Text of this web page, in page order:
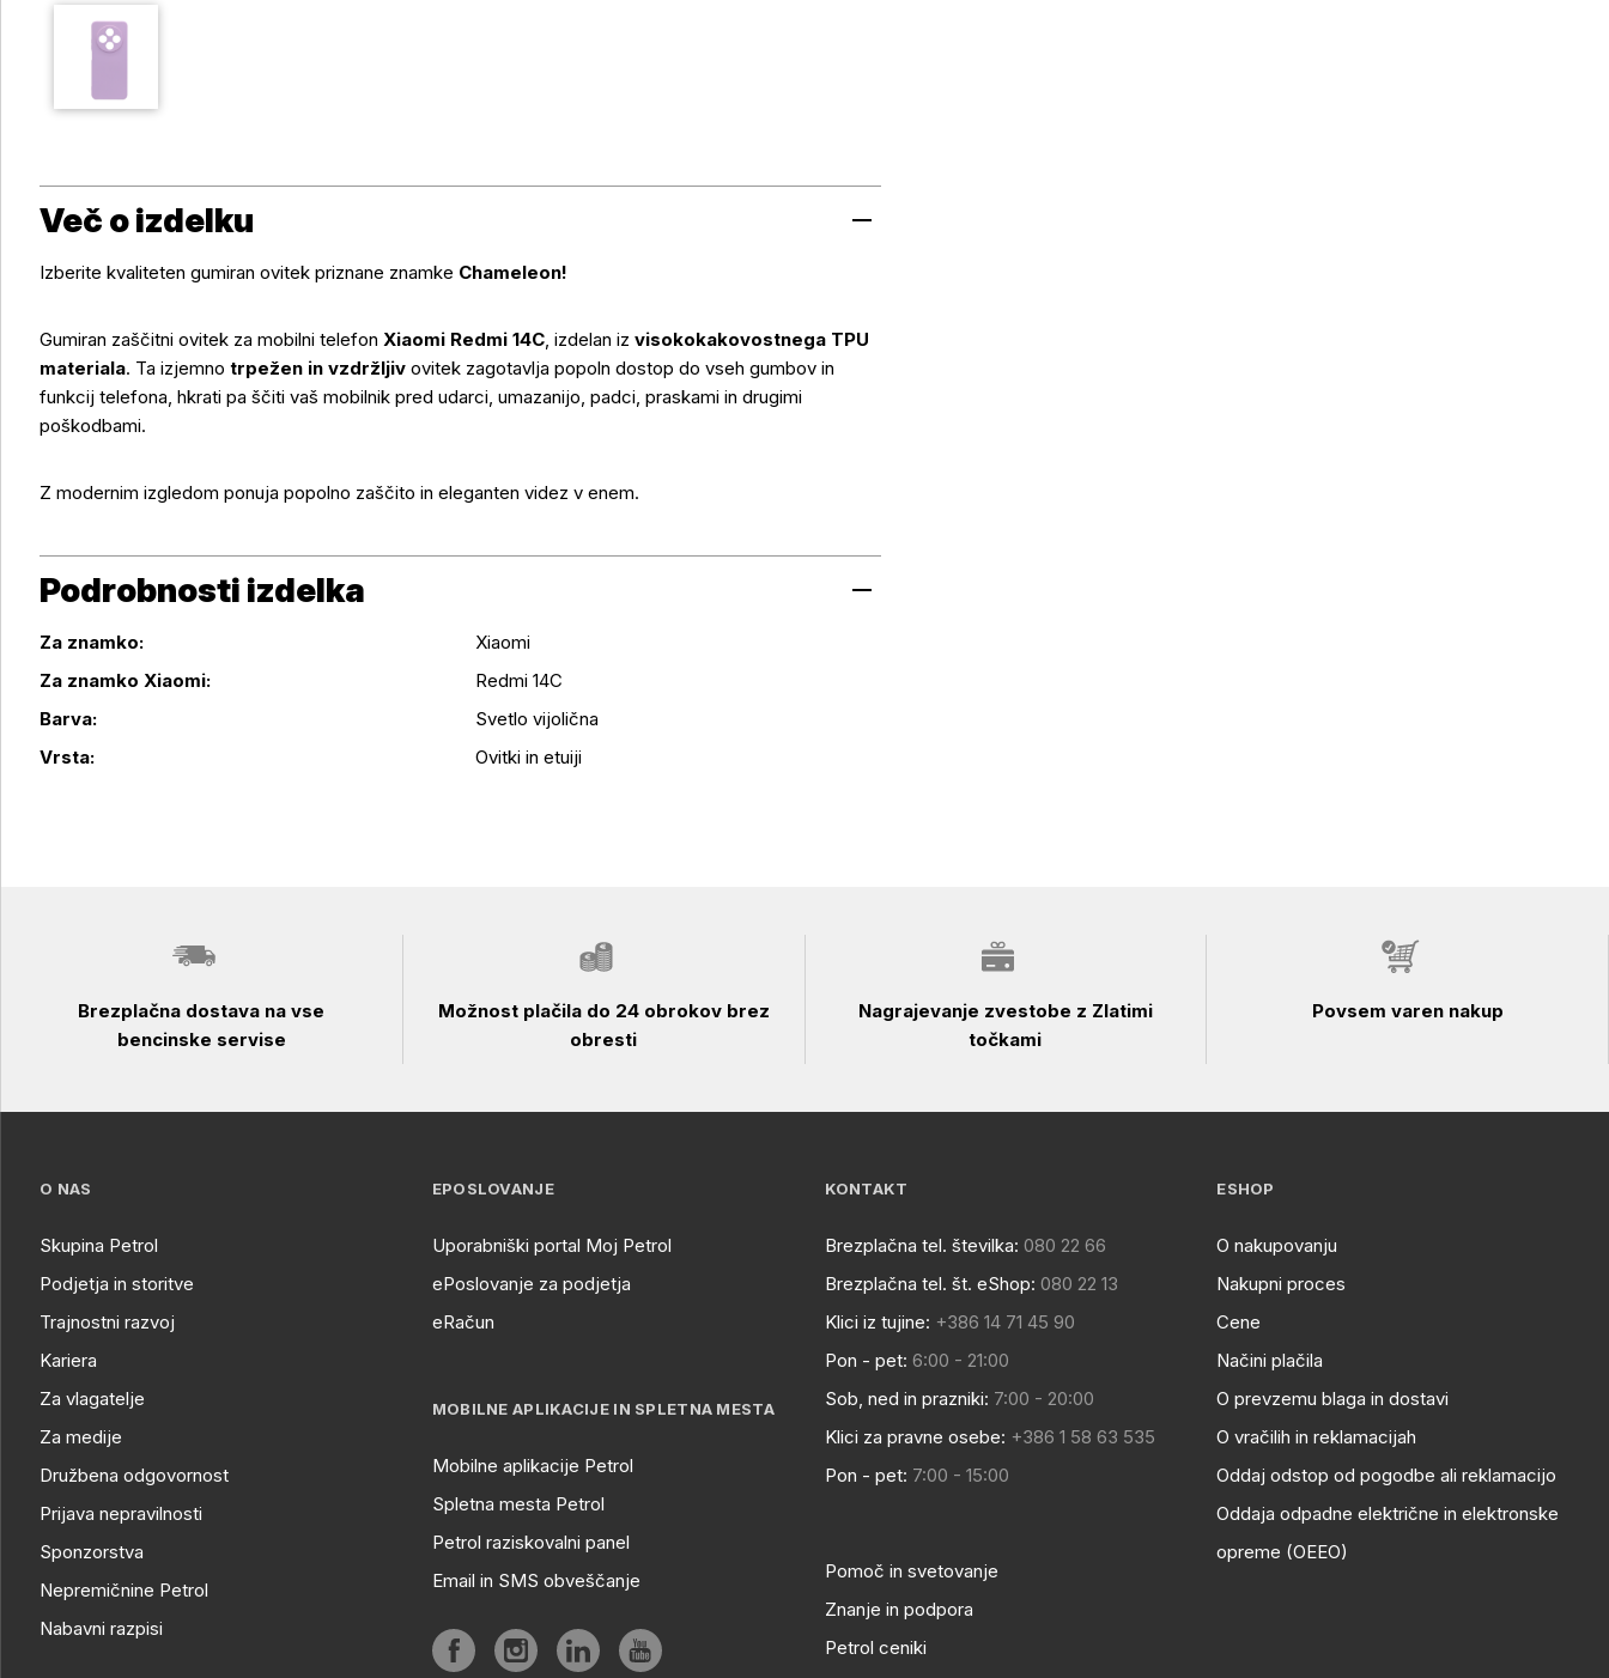
Več o izdelku
Izberite kvaliteten gumiran ovitek priznane znamke Chameleon!
Gumiran zaščitni ovitek za mobilni telefon Xiaomi Redmi 14C, izdelan iz visokokakovostnega TPU
materiala. Ta izjemno trpežen in vzdržljiv ovitek zagotavlja popoln dostop do vseh gumbov in
funkcij telefona, hkrati pa ščiti vaš mobilnik pred udarci, umazanijo, padci, praskami in drugimi
poškodbami.
Z modernim izgledom ponuja popolno zaščito in eleganten videz v enem.
Podrobnosti izdelka
Podrobnosti izdelka
Za znamko:
Xiaomi
Za znamko Xiaomi:
Redmi 14C
Barva:
Svetlo vijolična
Vrsta:
Ovitki in etuiji
Brezplačna dostava na vse
bencinske servise
Možnost plačila do 24 obrokov brez
obresti
Nagrajevanje zvestobe z Zlatimi
točkami
Povsem varen nakup
O NAS
Skupina Petrol
Podjetja in storitve
Trajnostni razvoj
Kariera
Za vlagatelje
Za medije
Družbena odgovornost
Prijava nepravilnosti
Sponzorstva
Nepremičnine Petrol
Nabavni razpisi
EPOSLOVANJE
Uporabniški portal Moj Petrol
ePoslovanje za podjetja
eRačun
MOBILNE APLIKACIJE IN SPLETNA MESTA
Mobilne aplikacije Petrol
Spletna mesta Petrol
Petrol raziskovalni panel
Email in SMS obveščanje
KONTAKT
Brezplačna tel. številka: 080 22 66
Brezplačna tel. št. eShop: 080 22 13
Klici iz tujine: +386 14 71 45 90
Pon - pet: 6:00 - 21:00
Sob, ned in prazniki: 7:00 - 20:00
Klici za pravne osebe: +386 1 58 63 535
Pon - pet: 7:00 - 15:00
Pomoč in svetovanje
Znanje in podpora
Petrol ceniki
ESHOP
O nakupovanju
Nakupni proces
Cene
Načini plačila
O prevzemu blaga in dostavi
O vračilih in reklamacijah
Oddaj odstop od pogodbe ali reklamacijo
Oddaja odpadne električne in elektronske
opreme (OEEO)